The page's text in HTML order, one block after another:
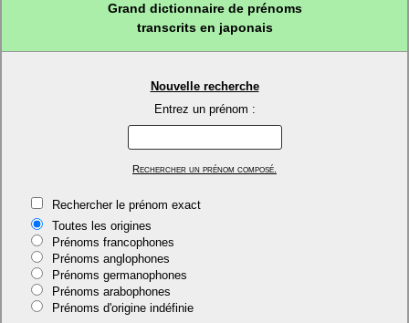
Grand dictionnaire de prénoms
transcrits en japonais
Nouvelle recherche
Entrez un prénom :
Rechercher un prénom composé.
Rechercher le prénom exact
Toutes les origines
Prénoms francophones
Prénoms anglophones
Prénoms germanophones
Prénoms arabophones
Prénoms d'origine indéfinie